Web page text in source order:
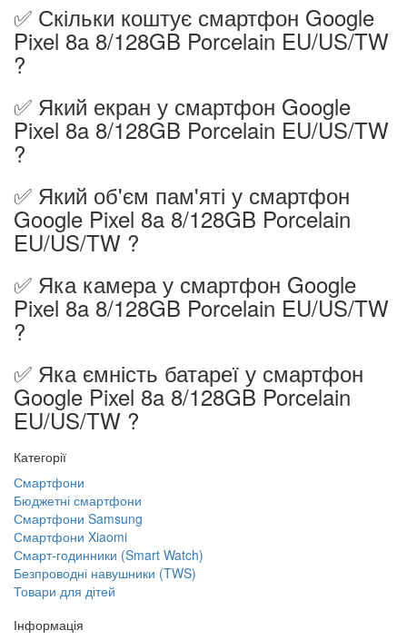
✅ Скільки коштує смартфон Google
Pixel 8a 8/128GB Porcelain EU/US/TW
?
✅ Який екран у смартфон Google
Pixel 8a 8/128GB Porcelain EU/US/TW
?
✅ Який об'єм пам'яті у смартфон
Google Pixel 8a 8/128GB Porcelain
EU/US/TW ?
✅ Яка камера у смартфон Google
Pixel 8a 8/128GB Porcelain EU/US/TW
?
✅ Яка ємність батареї у смартфон
Google Pixel 8a 8/128GB Porcelain
EU/US/TW ?
Категорії
Смартфони
Бюджетні смартфони
Смартфони Samsung
Смартфони Xiaomi
Смарт-годинники (Smart Watch)
Безпроводні навушники (TWS)
Товари для дітей
Інформація